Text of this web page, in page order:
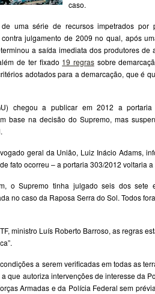
caso.
uma série de recursos impetrados por
julgamento de 2009 no qual, após
a saída imediata dos produtores de
de ter fixado 19 regrassobre
adotados para a demarcação, que é
chegou a publicar em 2012 a portaria
base na decisão do Supremo, mas
geral da União, Luiz Inácio Adams,
fato ocorreu – a portaria 303/2012 voltaria
o Supremo tinha julgado seis dos sete
no caso da Raposa Serra do Sol. Todos
ministro Luís Roberto Barroso, as regras
a serem verificadas em todas as
que autoriza intervenções de interesse da
Armadas e da Polícia Federal sem